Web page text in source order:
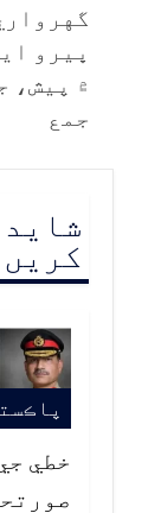
ڀيرو
۾ پيش،
جمع
کریں
خطي